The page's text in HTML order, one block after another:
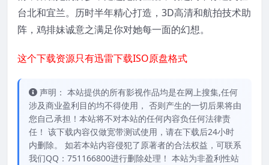
台北和宜兰。历时半年精心打造，3D高清和航拍技术助
阵，鸡排妹诚意之满足你对她每一面的幻想。
这个下载资源只有迅雷下载ISO原盘格式
声明： 本站提供的所有影视作品均是在网上搜集,任何
涉及商业盈利目的均不得使用， 否则产生的一切后果将由
您自己承担！本站将不对本站的任何内容负任何法律责
任！ 该下载内容仅做宽带测试使用，请在下载后24小时
内删除。 如若本站内容侵犯了原著者的合法权益，可联系
我们QQ：751166800进行删除处理！ 本站为非盈利性站